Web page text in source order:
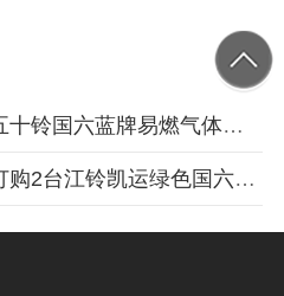
上一篇：内蒙李总四台五十铃国六蓝牌易燃气体厢式车批量发车
下一篇：湖南徐总批量订购2台江铃凯运绿色国六易燃液体厢式车